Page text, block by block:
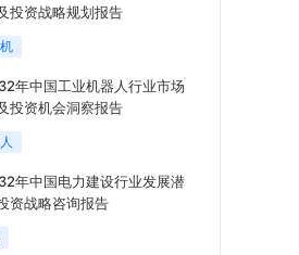
投资战略规划报告
年中国工业机器人行业市场
投资机会洞察报告
年中国电力建设行业发展潜
资战略咨询报告